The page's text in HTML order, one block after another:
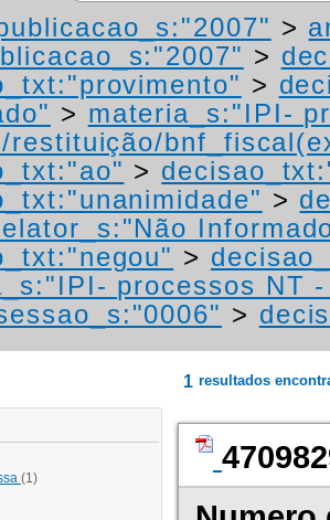
>
>
>
> materia_s:"IPI-
restituição/
>
>
>
processos NT
>
(1)
1 resultados